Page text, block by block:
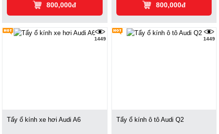
800,000đ 800,000đ
1449
Tẩy ổ kính xe hơi Audi A6
1449
Tẩy ổ kính ô tô Audi Q2